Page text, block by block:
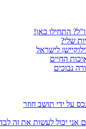
התחילו כאן!
שלי?
לישראל
החיים
נבוכים
על ידי תושב חוזר
יכול לעשות את זה